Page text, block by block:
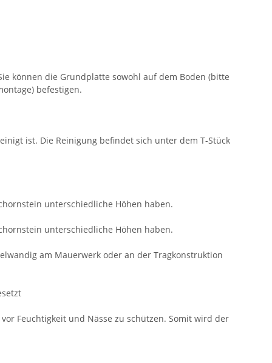
können die Grundplatte sowohl auf dem Boden (bitte
befestigen.
ist. Die Reinigung befindet sich unter dem T-Stück
unterschiedliche Höhen haben.
unterschiedliche Höhen haben.
am Mauerwerk oder an der Tragkonstruktion
Feuchtigkeit und Nässe zu schützen. Somit wird der